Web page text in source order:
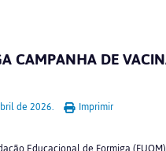
CAMPANHA DE
de 2026. Imprimir